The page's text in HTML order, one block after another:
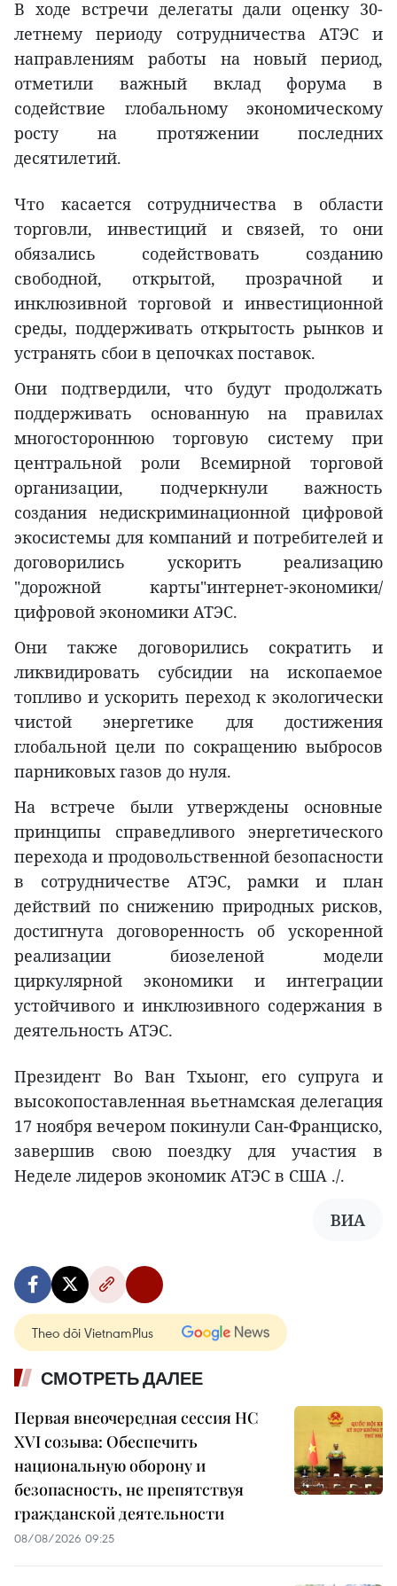
В ходе встречи делегаты дали оценку 30-
летнему периоду сотрудничества АТЭС и
направлениям работы на новый период,
отметили важный вклад форума в
содействие глобальному экономическому
росту на протяжении последних
десятилетий.
Что касается сотрудничества в области
торговли, инвестиций и связей, то они
обязались содействовать созданию
свободной, открытой, прозрачной и
инклюзивной торговой и инвестиционной
среды, поддерживать открытость рынков и
устранять сбои в цепочках поставок.
Они подтвердили, что будут продолжать
поддерживать основанную на правилах
многостороннюю торговую систему при
центральной роли Всемирной торговой
организации, подчеркнули важность
создания недискриминационной цифровой
экосистемы для компаний и потребителей и
договорились ускорить реализацию
"дорожной карты"интернет-экономики/
цифровой экономики АТЭС.
Они также договорились сократить и
ликвидировать субсидии на ископаемое
топливо и ускорить переход к экологически
чистой энергетике для достижения
глобальной цели по сокращению выбросов
парниковых газов до нуля.
На встрече были утверждены основные
принципы справедливого энергетического
перехода и продовольственной безопасности
в сотрудничестве АТЭС, рамки и план
действий по снижению природных рисков,
достигнута договоренность об ускоренной
реализации биозеленой модели
циркулярной экономики и интеграции
устойчивого и инклюзивного содержания в
деятельность АТЭС.
Президент Во Ван Тхыонг, его супруга и
высокопоставленная вьетнамская делегация
17 ноября вечером покинули Сан-Франциско,
завершив свою поездку для участия в
Неделе лидеров экономик АТЭС в США ./.
ВИА
Theo dõi VietnamPlus
СМОТРЕТЬ ДАЛЕЕ
Первая внеочередная сессия НС
XVI созыва: Обеспечить
национальную оборону и
безопасность, не препятствуя
гражданской деятельности
08/08/2026 09:25